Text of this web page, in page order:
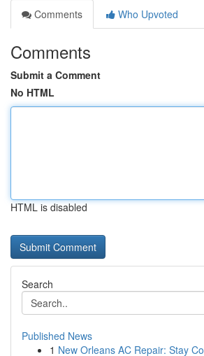
Comments
Who Upvoted
Comments
Submit a Comment
No HTML
HTML is disabled
Search
Published News
1 New Orleans AC Repair: Stay